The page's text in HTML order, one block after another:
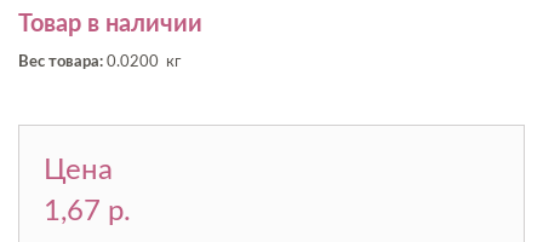
Товар в наличии
Вес товара: 0.0200 кг
Цена
1,67 p.